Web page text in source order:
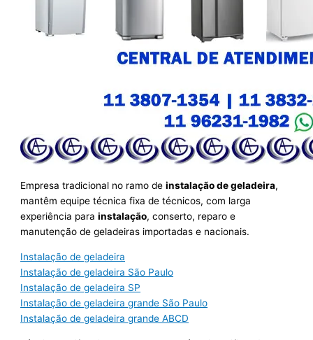
Empresa tradicional no ramo deinstalação de geladeira,
mantêm equipe técnica fixa de técnicos, com larga
experiência parainstalação, conserto, reparo e
manutenção de geladeiras importadas e nacionais.
Instalação de geladeira
Instalação de geladeira São Paulo
Instalação de geladeira SP
Instalação de geladeira grande São Paulo
Instalação de geladeira grande ABCD